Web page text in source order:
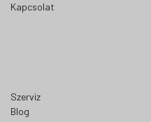
Kapcsolat
Szerviz
Blog